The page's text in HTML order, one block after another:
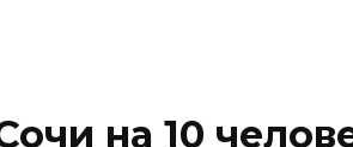
на 10